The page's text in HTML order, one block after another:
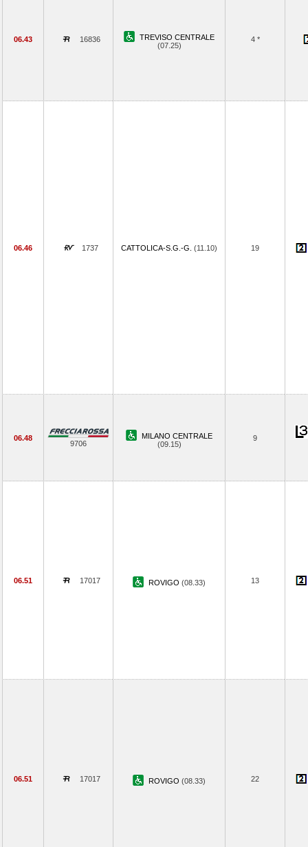
06.43 16836
TREVISO CENTRALE
(07.25)
4 *
06.46 1737 CATTOLICA-S.G.-G. (11.10) 19
06.48
9706
MILANO CENTRALE
(09.15)
9
06.51 17017 ROVIGO (08.33) 13
06.51 17017 ROVIGO (08.33) 22